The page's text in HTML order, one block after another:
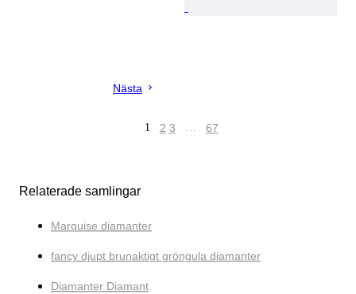
Nästa
1 2 3 … 67
Relaterade samlingar
Marquise diamanter
fancy djupt brunaktigt gröngula diamanter
Diamanter Diamant